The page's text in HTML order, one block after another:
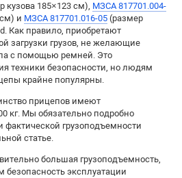
кузова 185×123 см), МЗСА 817701.004-
и МЗСА 817701.016-05 (размер
Как правило, приобретают
загрузки грузов, не желающие
с помощью ремней. Это
техники безопасности, но людям
крайне популярны.
прицепов имеют
кг. Мы обязательно подробно
фактической грузоподъемности
статье.
большая грузоподъемность,
безопасность эксплуатации